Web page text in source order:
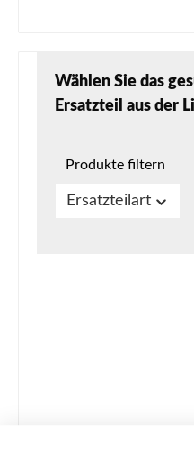
Wählen Sie das
Ersatzteil aus der
Produkte filtern
Ersatzteilart